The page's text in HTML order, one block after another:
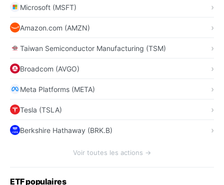
Microsoft (MSFT)
Amazon.com (AMZN)
Taiwan Semiconductor Manufacturing (TSM)
Broadcom (AVGO)
Meta Platforms (META)
Tesla (TSLA)
Berkshire Hathaway (BRK.B)
Voir toutes les actions →
ETF populaires